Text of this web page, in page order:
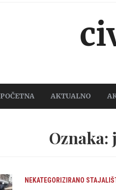
POČETNA AKTUALNO
Oznaka:
NEKATEGORIZIRANO